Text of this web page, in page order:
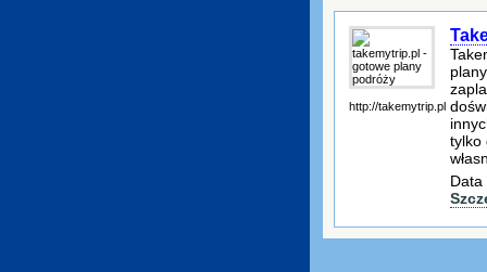
http://takemytrip.pl
tylko
Data